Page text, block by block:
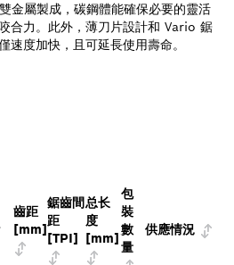
金屬製成，碳鋼體能確保必要的靈活
合力。此外，薄刀片設計和 Vario 鋸
速度加快，且可延長使用壽命。
齒距
[mm]
鋸齒間
距
[TPI]
总长
度
[mm]
包
裝
數
量
供應情況